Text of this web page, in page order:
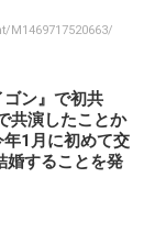
ン』で初共
共演したことか
1月に初めて交
婚することを発